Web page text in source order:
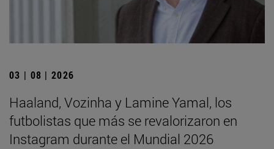
03 | 08 | 2026
Haaland, Vozinha y Lamine Yamal, los
futbolistas que más se revalorizaron en
Instagram durante el Mundial 2026